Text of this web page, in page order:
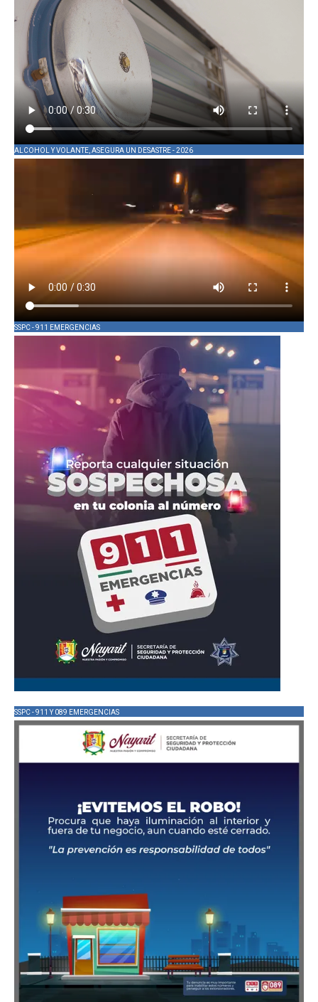
ALCOHOL Y VOLANTE, ASEGURA UN DESASTRE - 2026
SSPC - 911 EMERGENCIAS
SSPC - 911 Y 089 EMERGENCIAS